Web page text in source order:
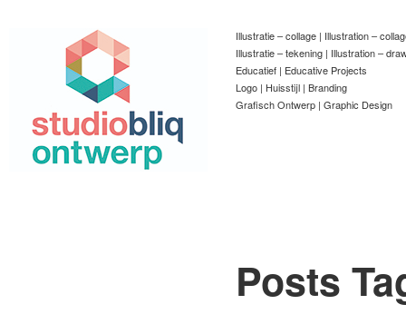
Illustratie – collage | Illustration –
Illustratie – tekening | Illustration –
Educatief | Educative Projects
Logo | Huisstijl | Branding
Grafisch Ontwerp | Graphic Design
Posts